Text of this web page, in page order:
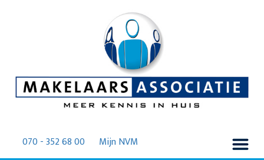
070 - 352 68 00 Mijn NVM